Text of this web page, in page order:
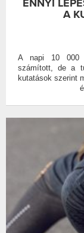
ENNYI
A
A napi 10 000
számított, de a
kutatások szerint